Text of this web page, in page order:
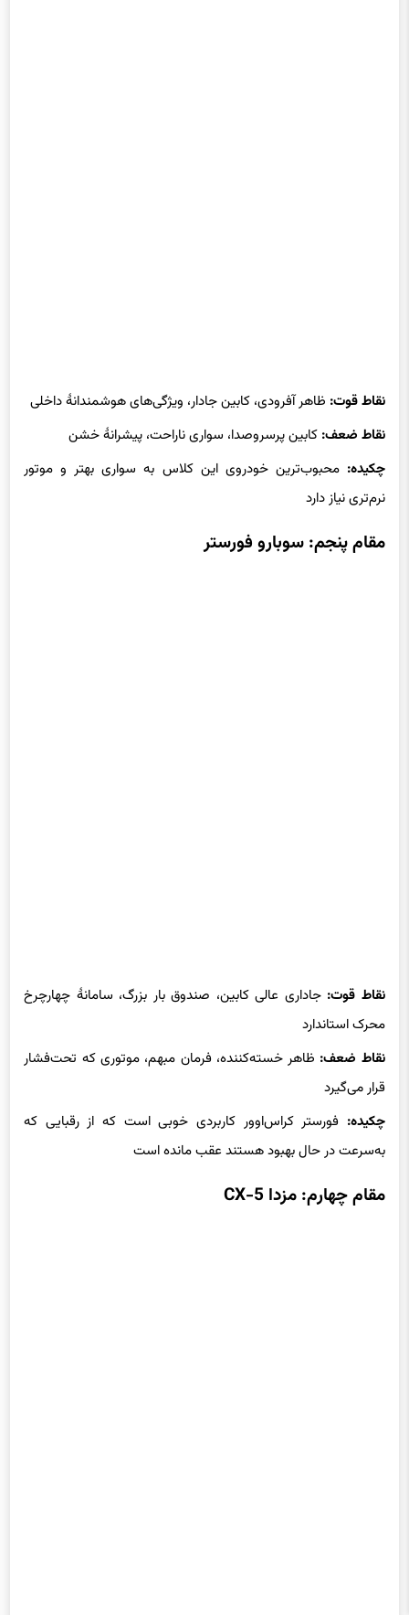
نقاط قوت: ظاهر آفرودی، کابین جادار، ویژگی‌های هوشمندانهٔ داخلی
نقاط ضعف: کابین پرسروصدا، سواری ناراحت، پیشرانهٔ خشن
چکیده: محبوب‌ترین خودروی این کلاس به سواری بهتر و موتور
نرم‌تری نیاز دارد
مقام پنجم: سوبارو فورستر
نقاط قوت: جاداری عالی کابین، صندوق بار بزرگ، سامانهٔ چهارچرخ
محرک استاندارد
نقاط ضعف: ظاهر خسته‌کننده، فرمان مبهم، موتوری که تحت‌فشار
قرار می‌گیرد
چکیده: فورستر کراس‌اوور کاربردی خوبی است که از رقبایی که
به‌سرعت در حال بهبود هستند عقب مانده است
مقام چهارم: مزدا CX-5